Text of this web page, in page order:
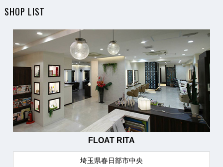
SHOP LIST
FLOAT RITA
埼玉県春日部市中央